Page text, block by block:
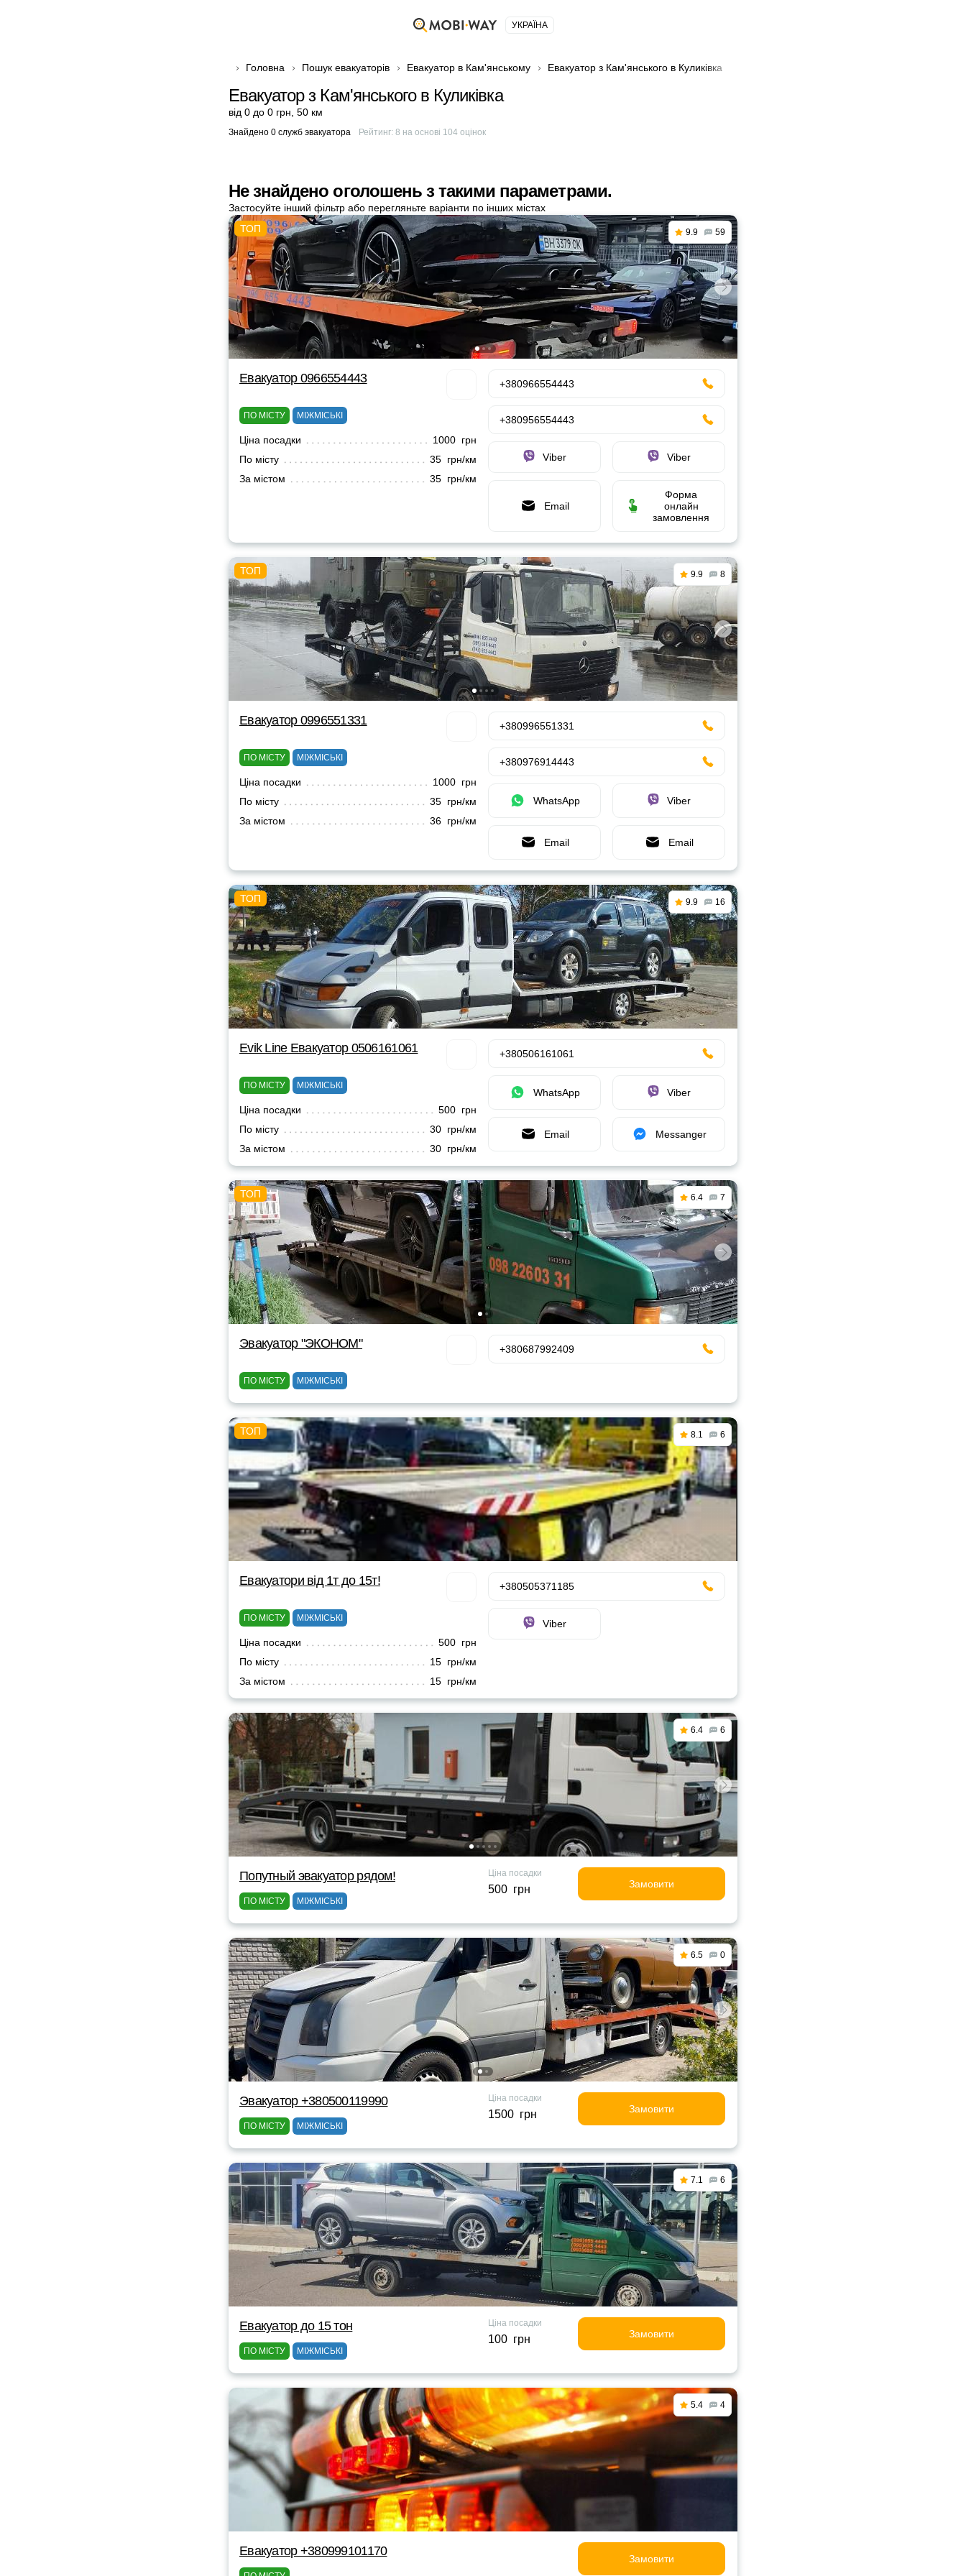
УКРАЇНА
Головна Пошук евакуаторів Евакуатор в Кам'янському Евакуатор з Кам'янського в Куликівка
Евакуатор з Кам'янського в Куликівка
від 0 до 0 грн 50 км
Знайдено 0 служб эвакуатора Рейтинг: 8 на основі 104оцінок
Не знайдено оголошень з такими параметрами.
Застосуйте інший фільтр або перегляньте варіанти по інших містах
9.9 59
Евакуатор 0966554443
ПО МІСТУ МІЖМІСЬКІ
Ціна посадки
1000 грн
По місту
35 грн/км
За містом
35 грн/км
+380966554443
+380956554443
Viber Viber
Email
Форма
онлайн
замовлення
9.9 8
Евакуатор 0996551331
ПО МІСТУ МІЖМІСЬКІ
Ціна посадки
1000 грн
По місту
35 грн/км
За містом
36 грн/км
+380996551331
+380976914443
WhatsApp Viber
Email Email
9.9 16
Evik Line Евакуатор 0506161061
ПО МІСТУ МІЖМІСЬКІ
Ціна посадки
500 грн
По місту
30 грн/км
За містом
30 грн/км
+380506161061
WhatsApp Viber
Email Messanger
6.4 7
Эвакуатор "ЭКОНОМ"
ПО МІСТУ МІЖМІСЬКІ
+380687992409
8.1 6
Евакуатори від 1т до 15т!
ПО МІСТУ МІЖМІСЬКІ
Ціна посадки
500 грн
По місту
15 грн/км
За містом
15 грн/км
+380505371185
Viber
6.4 6
Попутный эвакуатор рядом!
ПО МІСТУ МІЖМІСЬКІ
Ціна посадки
500 грн Замовити
6.5 0
Эвакуатор +380500119990
ПО МІСТУ МІЖМІСЬКІ
Ціна посадки
1500 грн Замовити
7.1 6
Евакуатор до 15 тон
ПО МІСТУ МІЖМІСЬКІ
Ціна посадки
100 грн Замовити
5.4 4
Евакуатор +380999101170
Замовити